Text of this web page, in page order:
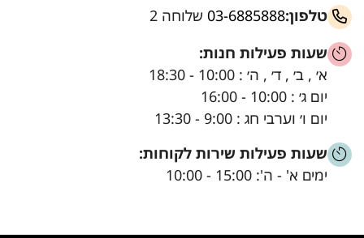
טלפון:03-6885888 שלוחה 2
שעות פעילות חנות:
א׳ , ב׳ , ד׳ , ה׳ : 10:00 - 18:30
יום ג׳ : 10:00 - 16:00
יום ו׳ וערבי חג : 9:00 - 13:30
שעות פעילות שירות לקוחות:
ימים א' - ה': 15:00 - 10:00